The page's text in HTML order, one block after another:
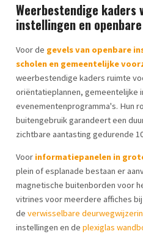
Weerbestendige kaders
instellingen en
Voor de gevels van openbare
scholen en gemeentelijke
weerbestendige kaders ruimte
oriëntatieplannen, gemeentelijke
evenementenprogramma's. Hun
buitengebruik garandeert een
zichtbare aantasting gedurende
Voor informatiepanelen in
plein of esplanade bestaan er
magnetische buitenborden voor
vitrines voor meerdere affiches
de verwisselbare
instellingen en de plexiglas